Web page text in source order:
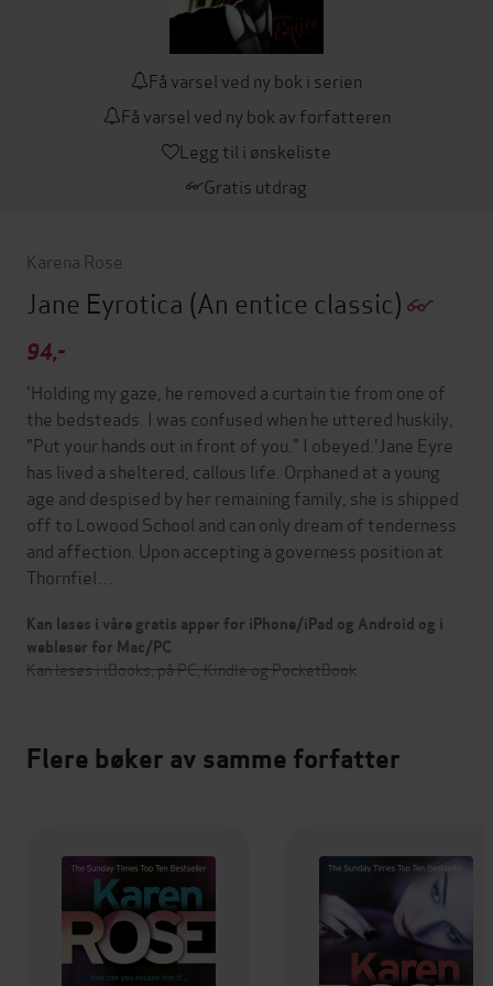
Få varsel ved ny bok i serien
Få varsel ved ny bok av forfatteren
Legg til i ønskeliste
Gratis utdrag
Karena Rose
Jane Eyrotica (An entice classic)
94,-
'Holding my gaze, he removed a curtain tie from one of
the bedsteads. I was confused when he uttered huskily,
"Put your hands out in front of you." I obeyed.'Jane Eyre
has lived a sheltered, callous life. Orphaned at a young
age and despised by her remaining family, she is shipped
off to Lowood School and can only dream of tenderness
and affection. Upon accepting a governess position at
Thornfiel…
Kan leses i våre gratis apper for iPhone/iPad og Android og i
webleser for Mac/PC
Kan leses i iBooks, på PC, Kindle og PocketBook
Flere bøker av samme forfatter